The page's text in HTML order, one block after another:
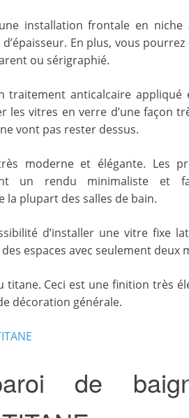
installation frontale en niche
En plus, vous
ou sérigraphié.
traitement anticalcaire appliqué
vitres en verre d’une façon
vont pas rester dessus.
moderne et élégante. Les
un rendu minimaliste et
la plupart des salles de bain.
d’installer une vitre fixe
espaces avec seulement deux
titane. Ceci est une finition très
décoration générale.
de